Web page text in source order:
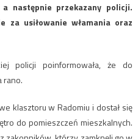
następnie przekazany policji.
za usiłowanie włamania oraz
policji poinformowała, że do
rano.
klasztoru w Radomiu i dostał się
do pomieszczeń mieszkalnych.